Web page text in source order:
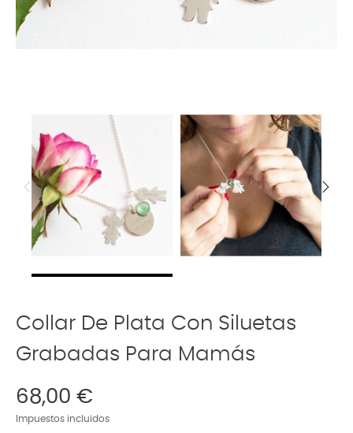
Collar De Plata Con Siluetas
Grabadas Para Mamás
68,00 €
Impuestos incluidos